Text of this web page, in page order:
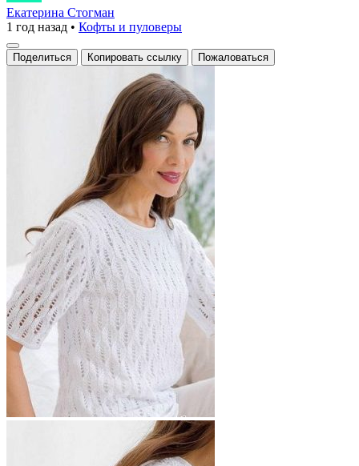
ажурная
футболка
с
Екатерина Стогман
1 год назад • Кофты и пуловеры
Поделиться Копировать ссылку Пожаловаться